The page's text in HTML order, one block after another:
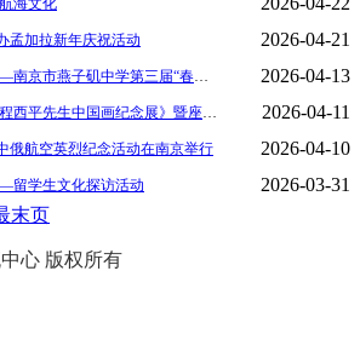
海文化
孟加拉新年庆祝活动 2026-04-21
˙ 江畔沐春风 诗韵共潮生——南京市燕子矶中学第三届“春江花月夜”江畔诗会璀璨启幕 2026-04-13
˙ 《笔墨无尽 风骨长存——程西平先生中国画纪念展》暨座谈会在南京市对外文化交流中心艺术馆举办 2026-04-11
航空英烈纪念活动在南京举行 2026-04-10
留学生文化探访活动
2026-03-31
末页
心 版权所有